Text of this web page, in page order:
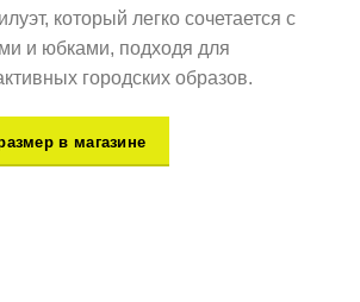
который легко сочетается с
и юбками, подходя для
городских образов.
в магазине